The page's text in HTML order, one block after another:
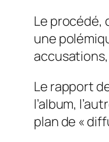
Le procédé,
une
Le rapport
l’album,
plan de «